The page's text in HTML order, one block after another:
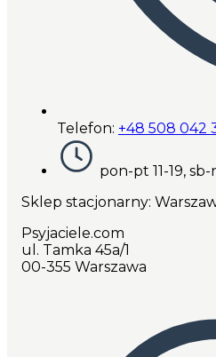
Telefon: +48 508 042
pon-pt 11-19,
Sklep stacjonarny:
Psyjaciele.com
ul. Tamka 45a/1
00-355 Warszawa